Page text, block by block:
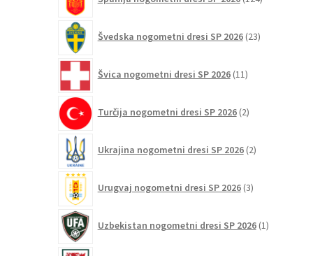
izdelkov
Švedska nogometni dresi SP 2026 23izdelkov
Švica nogometni dresi SP 2026 11izdelkov
Turčija nogometni dresi SP 2026 2izdelka
Ukrajina nogometni dresi SP 2026 2izdelka
Urugvaj nogometni dresi SP 2026 3izdelki
Uzbekistan nogometni dresi SP 2026 1izdelek